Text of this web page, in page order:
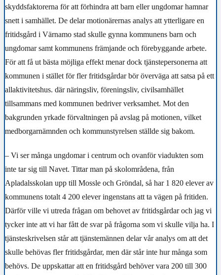
skyddsfaktorerna för att förhindra att barn eller ungdomar hamnar
snett i samhället. De delar motionärernas analys att ytterligare en
fritidsgård i Värnamo stad skulle gynna kommunens barn och
ungdomar samt kommunens främjande och förebyggande arbete.
För att få ut bästa möjliga effekt menar dock tjänstepersonerna att
kommunen i stället för fler fritidsgårdar bör överväga att satsa på ett
allaktivitetshus. där näringsliv, föreningsliv, civilsamhället
tillsammans med kommunen bedriver verksamhet. Mot den
bakgrunden yrkade förvaltningen på avslag på motionen, vilket
medborgarnämnden och kommunstyrelsen ställde sig bakom.
– Vi ser många ungdomar i centrum och ovanför viadukten som
inte tar sig till Navet. Tittar man på skolområdena, från
Apladalsskolan upp till Mossle och Gröndal, så har 1 820 elever av
kommunens totalt 4 200 elever ingenstans att ta vägen på fritiden.
Därför ville vi utreda frågan om behovet av fritidsgårdar och jag vi
tycker inte att vi har fått de svar på frågorna som vi skulle vilja ha. I
tjänsteskrivelsen står att tjänstemännen delar vår analys om att det
skulle behövas fler fritidsgårdar, men där står inte hur många som
behövs. De uppskattar att en fritidsgård behöver vara 200 till 300